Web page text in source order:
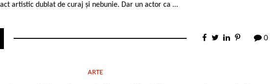
artistic dublat de curaj și nebunie. Dar un actor ca …
0
ARTE